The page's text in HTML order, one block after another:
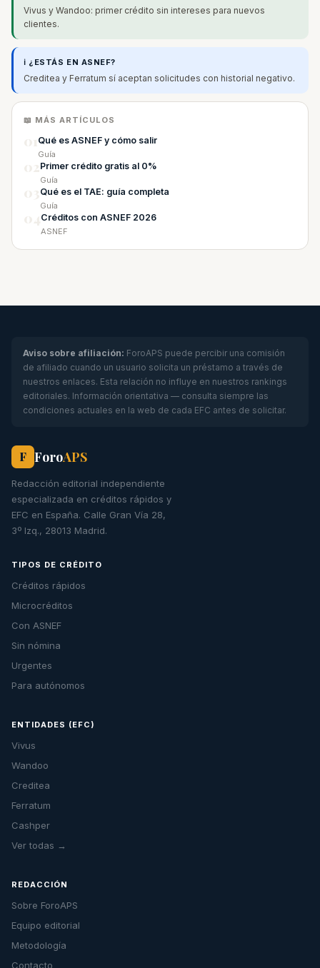
Vivus y Wandoo: primer crédito sin intereses para nuevos
clientes.
ℹ️ ¿ESTÁS EN ASNEF?
Creditea y Ferratum sí aceptan solicitudes con historial negativo.
📖 MÁS ARTÍCULOS
Qué es ASNEF y cómo salir
Guía
Primer crédito gratis al 0%
Guía
Qué es el TAE: guía completa
Guía
Créditos con ASNEF 2026
ASNEF
Aviso sobre afiliación: ForoAPS puede percibir una comisión
de afiliado cuando un usuario solicita un préstamo a través de
nuestros enlaces. Esta relación no influye en nuestros rankings
editoriales. Información orientativa — consulta siempre las
condiciones actuales en la web de cada EFC antes de solicitar.
F ForoAPS
Redacción editorial independiente
especializada en créditos rápidos y
EFC en España. Calle Gran Vía 28,
3º Izq., 28013 Madrid.
TIPOS DE CRÉDITO
Créditos rápidos
Microcréditos
Con ASNEF
Sin nómina
Urgentes
Para autónomos
ENTIDADES (EFC)
Vivus
Wandoo
Creditea
Ferratum
Cashper
Ver todas →
REDACCIÓN
Sobre ForoAPS
Equipo editorial
Metodología
Contacto